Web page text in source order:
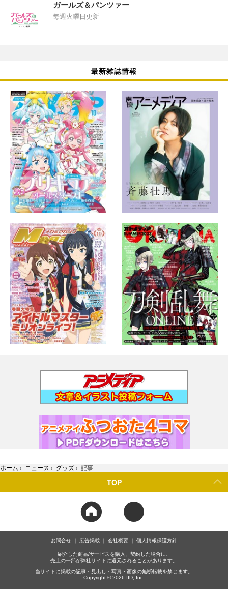
ガールズ＆パンツァー
毎週火曜日更新
最新雑誌情報
ホーム › ニュース › グッズ › 記事
TOP
お問合せ 広告掲載 会社概要 個人情報保護方針
紹介した商品/サービスを購入、契約した場合に、
売上の一部が弊社サイトに還元されることがあります。
当サイトに掲載の記事・見出し・写真・画像の無断転載を禁じます。
Copyright © 2026 IID, Inc.